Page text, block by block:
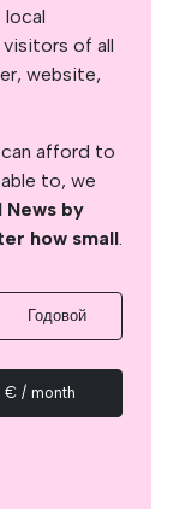
of all
website,
afford to
to, we
by
how small.
Годовой
€ / month